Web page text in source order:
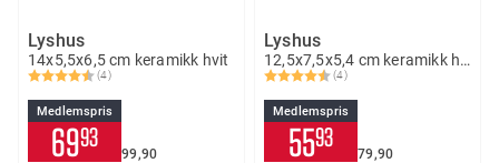
Lyshus
14x5,5x6,5 cm keramikk hvit
Karakter:
(4)
4.8 av 5 mulige
Medlemspris
6993
99 90
Lyshus
12,5x7,5x5,4 cm keramikk hvit
Karakter:
(4)
4.8 av 5 mulige
Medlemspris
5593
79 90